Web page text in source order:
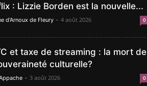
: Lizzie Borden est la nouvelle...
d'Arnoux de Fleury - 4 août 2026 0
et taxe de streaming : la mort de
culturelle?
- 3 août 2026 0